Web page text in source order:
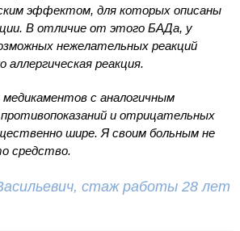
эффектом, для которых описаны
В отличие от этого БАДа, у
нежелательных реакций
аллергическая реакция.
с аналогичным
и отрицательных
шире. Я своим больным не
средство.
стаж работы 28 лет